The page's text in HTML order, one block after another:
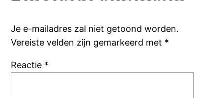
Je e-mailadres zal niet getoond worden.
Vereiste velden zijn gemarkeerd met *
Reactie *